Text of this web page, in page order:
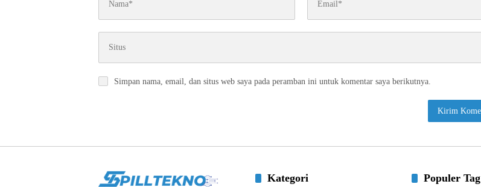
Simpan nama, email, dan situs web saya pada peramban ini untuk komentar saya berikutnya.
Kategori Populer Tag